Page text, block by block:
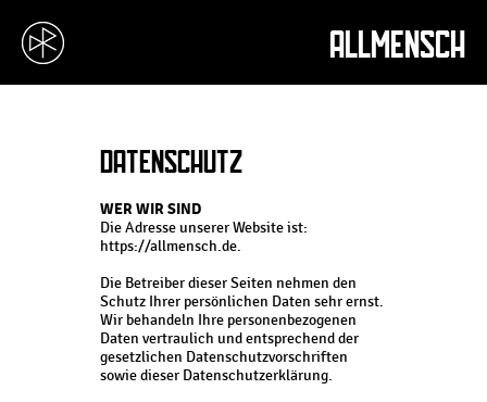
ALLMENSCH
DATENSCHUTZ
WER WIR SIND
Die Adresse unserer Website ist:
https://allmensch.de.
Die Betreiber dieser Seiten nehmen den
Schutz Ihrer persönlichen Daten sehr ernst.
Wir behandeln Ihre personenbezogenen
Daten vertraulich und entsprechend der
gesetzlichen Datenschutzvorschriften
sowie dieser Datenschutzerklärung.